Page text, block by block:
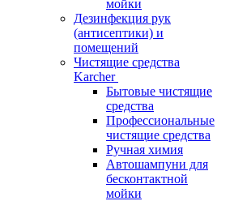
мойки
Дезинфекция рук
(антисептики) и
помещений
Чистящие средства
Karcher
Бытовые чистящие
средства
Профессиональные
чистящие средства
Ручная химия
Автошампуни для
бесконтактной
мойки